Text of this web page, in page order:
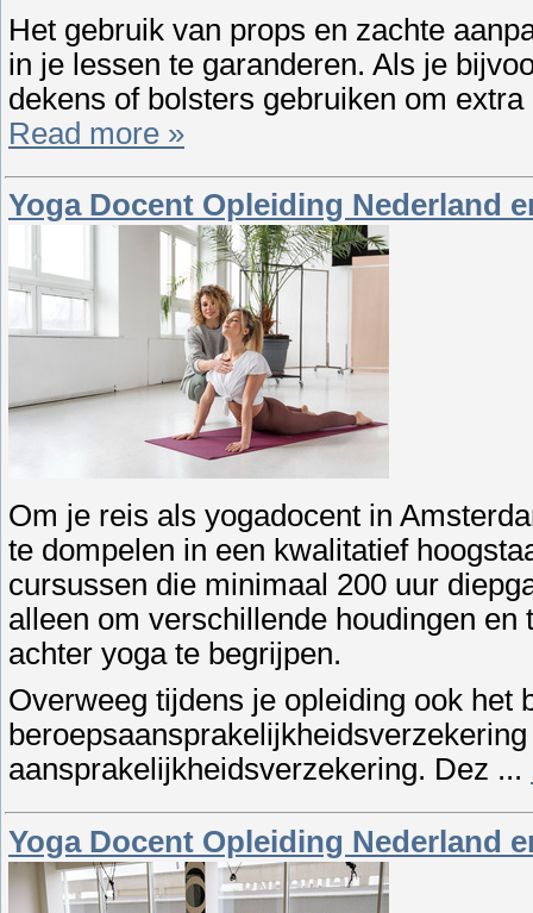
Het gebruik van props en zachte
in je lessen te garanderen. Als je
dekens of bolsters gebruiken om
Read more »
Yoga Docent Opleiding Nederland
Om je reis als yogadocent in
te dompelen in een kwalitatief
cursussen die minimaal 200 uur
alleen om verschillende houdingen
achter yoga te begrijpen.
Overweeg tijdens je opleiding ook het
aansprakelijkheidsverzekering. Dez ...
Yoga Docent Opleiding Nederland